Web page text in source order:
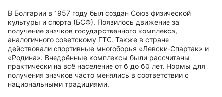
В Болгарии в 1957 году был создан Союз физической
культуры и спорта (БСФ). Появилось движение за
получение значков государственного комплекса,
аналогичного советскому ГТО. Также в стране
действовали спортивные многоборья «Левски-Спартак» и
«Родина». Внедрённые комплексы были рассчитаны
практически на всё население от 6 до 60 лет. Нормы для
получения значков часто менялись в соответствии с
национальными традициями.